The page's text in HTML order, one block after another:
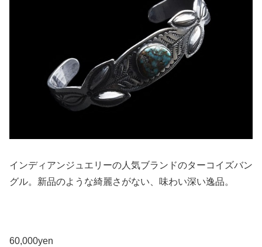
インディアンジュエリーの人気ブランドのターコイズバン
グル。新品のような綺麗さがない、味わい深い逸品。
60,000yen